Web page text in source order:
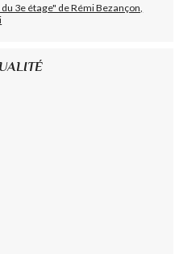
3e étage" de Rémi Bezançon,